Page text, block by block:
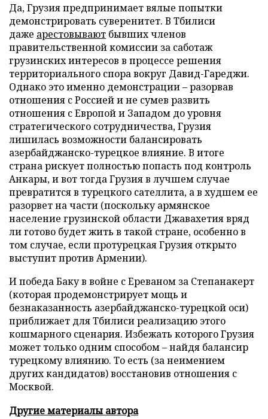
Да, Грузия предпринимает вялые попытки
демонстрировать суверенитет. В Тбилиси
даже арестовывают бывших членов
правительственной комиссии за саботаж
грузинских интересов в процессе решения
территориального спора вокруг Давид-Гареджи.
Однако это именно демонстрации – разорвав
отношения с Россией и не сумев развить
отношения с Европой и Западом до уровня
стратегического сотрудничества, Грузия
лишилась возможности балансировать
азербайджанско-турецкое влияние. В итоге
страна рискует полностью попасть под контроль
Анкары, и вот тогда Грузия в лучшем случае
превратится в турецкого сателлита, а в худшем ее
разорвет на части (поскольку армянское
население грузинской области Джавахетия вряд
ли готово будет жить в такой стране, особенно в
том случае, если протурецкая Грузия открыто
выступит против Армении).
И победа Баку в войне с Ереваном за Степанакерт
(которая продемонстрирует мощь и
безнаказанность азербайджанско-турецкой оси)
приближает для Тбилиси реализацию этого
кошмарного сценария. Избежать которого Грузия
может только одним способом – найдя балансир
турецкому влиянию. То есть (за неимением
других кандидатов) восстановив отношения с
Москвой.
Другие материалы автора